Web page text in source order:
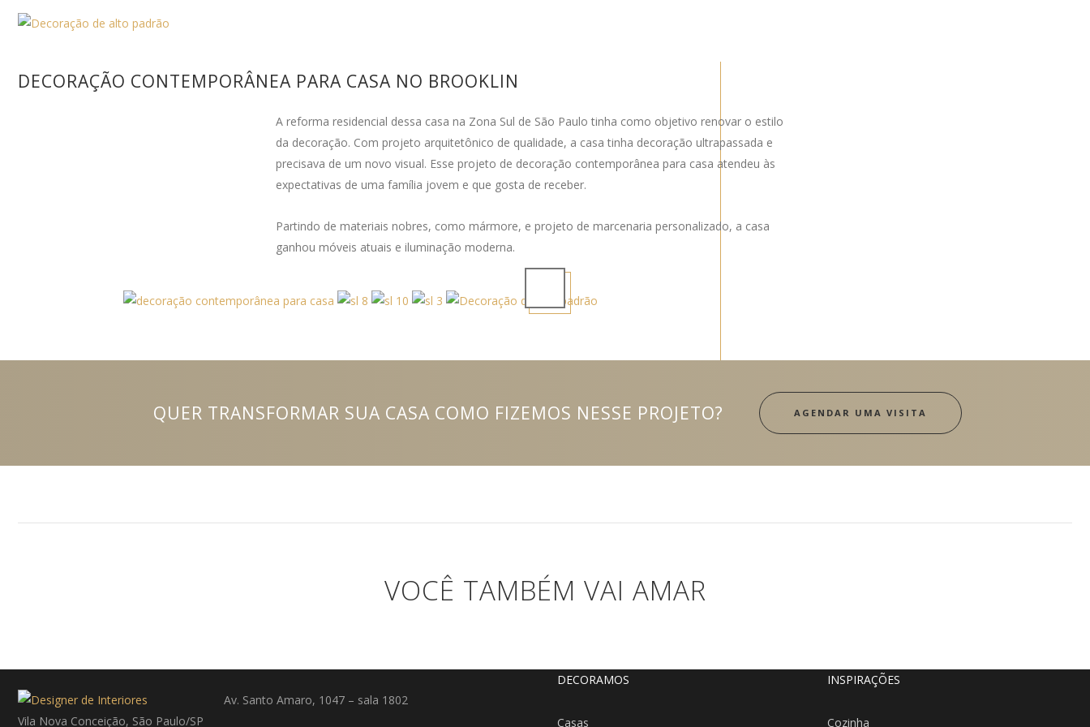
DECORAÇÃO CONTEMPORÂNEA PARA CASA NO BROOKLIN
A reforma residencial dessa casa na Zona Sul de São Paulo tinha como objetivo renovar o estilo
da decoração. Com projeto arquitetônico de qualidade, a casa tinha decoração ultrapassada e
precisava de um novo visual. Esse projeto de decoração contemporânea para casa atendeu às
expectativas de uma família jovem e que gosta de receber.
Partindo de materiais nobres, como mármore, e projeto de marcenaria personalizado, a casa
ganhou móveis atuais e iluminação moderna.
QUER TRANSFORMAR SUA CASA COMO FIZEMOS NESSE PROJETO? AGENDAR UMA VISITA
VOCÊ TAMBÉM VAI AMAR
Av. Santo Amaro, 1047 – sala 1802
Vila Nova Conceição, São Paulo/SP
DECORAMOS
Casas
INSPIRAÇÕES
Cozinha